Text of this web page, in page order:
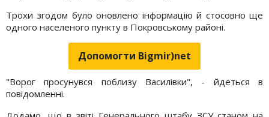
Трохи згодом було оновлено інформацію й стосовно ще
одного населеного пункту в Покровському районі.
Допомогти Bigmir)net
"Ворог просунувся поблизу Василівки", - йдеться в
повідомленні.